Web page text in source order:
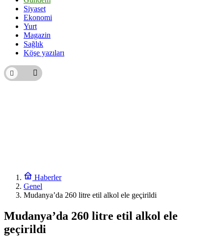
Siyaset
Ekonomi
Yurt
Magazin
Sağlık
Köşe yazıları
Haberler
Genel
Mudanya’da 260 litre etil alkol ele geçirildi
Mudanya’da 260 litre etil alkol ele
geçirildi